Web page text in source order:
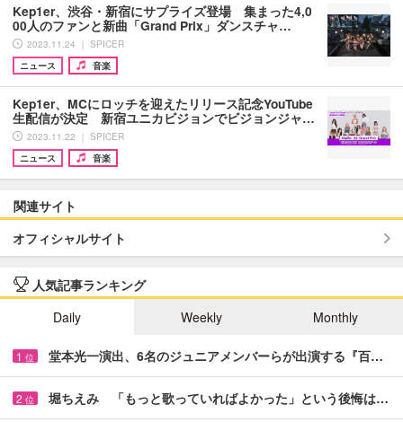
Kep1er、渋谷・新宿にサプライズ登場 集まった4,0
00人のファンと新曲「Grand Prix」ダンスチャ…
2023.11.24 ｜ SPICER
ニュース
音楽
Kep1er、MCにロッチを迎えたリリース記念YouTube
生配信が決定 新宿ユニカビジョンでビジョンジャ…
2023.11.22 ｜ SPICER
ニュース
音楽
関連サイト
オフィシャルサイト
人気記事ランキング
Daily
Weekly Monthly
1 位 堂本光一演出、6名のジュニアメンバーらが出演する『百…
2 位 堀ちえみ 「もっと歌っていればよかった」という後悔は…